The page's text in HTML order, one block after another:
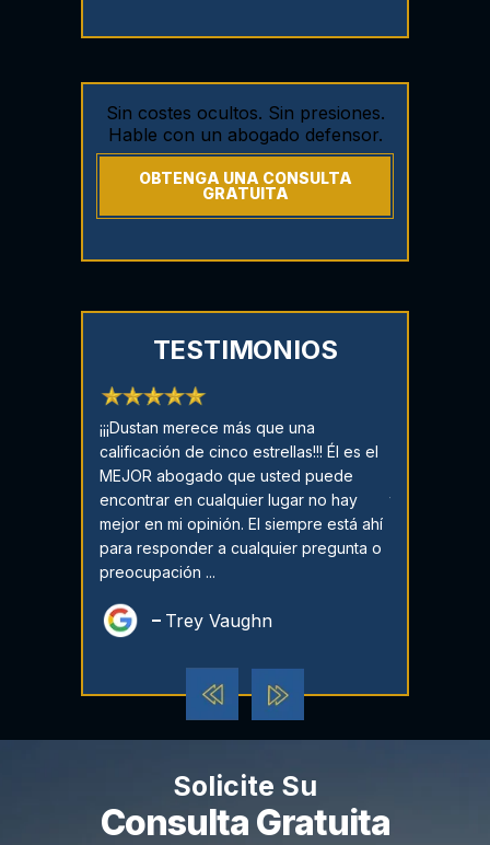
Sin costes ocultos. Sin presiones.
Hable con un abogado defensor.
OBTENGA UNA CONSULTA
GRATUITA
TESTIMONIOS
¡¡¡Dustan merece más que una
calificación de cinco estrellas!!! Él es el
MEJOR abogado que usted puede
encontrar en cualquier lugar no hay
mejor en mi opinión. El siempre está ahí
para responder a cualquier pregunta o
preocupación ...
Trey Vaughn
Solicite Su
Consulta Gratuita